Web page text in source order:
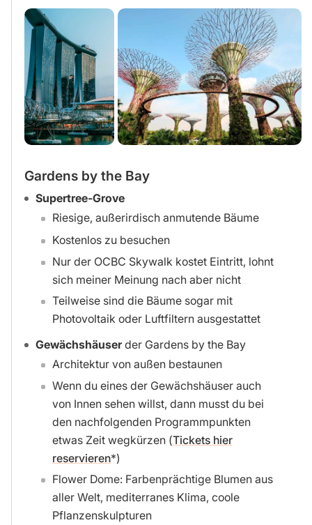
Gardens by the Bay
Supertree-Grove
Riesige, außerirdisch anmutende Bäume
Kostenlos zu besuchen
Nur der OCBC Skywalk kostet Eintritt, lohnt
sich meiner Meinung nach aber nicht
Teilweise sind die Bäume sogar mit
Photovoltaik oder Luftfiltern ausgestattet
Gewächshäuserder Gardens by the Bay
Architektur von außen bestaunen
Wenn du eines der Gewächshäuser auch
von Innen sehen willst, dann musst du bei
den nachfolgenden Programmpunkten
etwas Zeit wegkürzen (Tickets hier
reservieren )
Flower Dome: Farbenprächtige Blumen aus
aller Welt, mediterranes Klima, coole
Pflanzenskulpturen